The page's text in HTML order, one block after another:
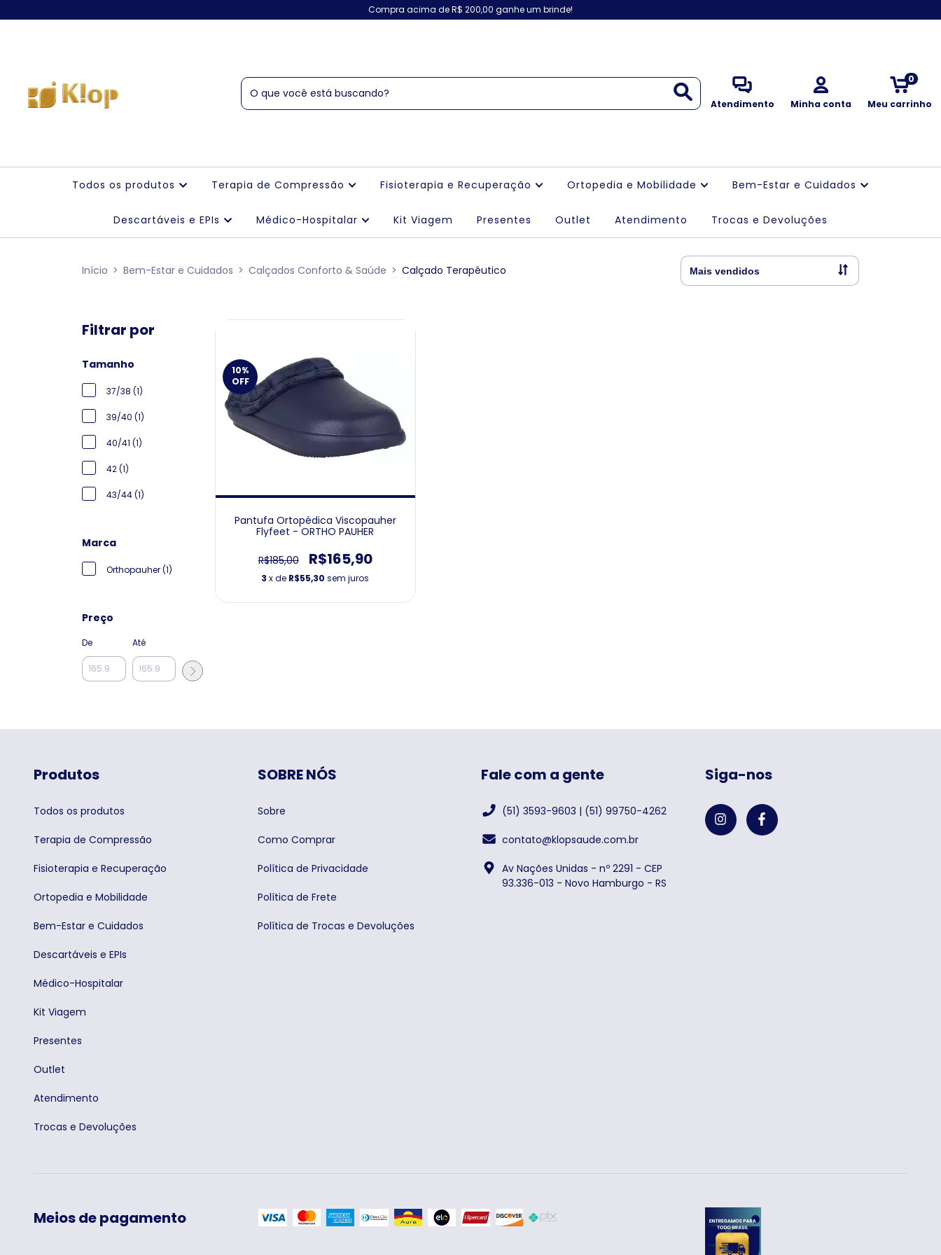
Compra acima de R$ 200,00 ganhe um brinde!
Atendimento Minha conta Meu carrinho
0
Todos os produtos Terapia de Compressão Fisioterapia e Recuperação Ortopedia e Mobilidade Bem-Estar e Cuidados
Descartáveis e EPIs Médico-Hospitalar Kit Viagem Presentes Outlet Atendimento Trocas e Devoluções
Início > Bem-Estar e Cuidados > Calçados Conforto & Saúde > Calçado Terapêutico
Filtrar por
Tamanho
37/38 (1)
39/40 (1)
40/41 (1)
42 (1)
43/44 (1)
Marca
Orthopauher (1)
Preço
De Até
10%
OFF
Pantufa Ortopédica Viscopauher
Flyfeet - ORTHO PAUHER
R$185,00 R$165,90
3 x de R$55,30 sem juros
Produtos
Todos os produtos
Terapia de Compressão
Fisioterapia e Recuperação
Ortopedia e Mobilidade
Bem-Estar e Cuidados
Descartáveis e EPIs
Médico-Hospitalar
Kit Viagem
Presentes
Outlet
Atendimento
Trocas e Devoluções
SOBRE NÓS
Sobre
Como Comprar
Política de Privacidade
Política de Frete
Política de Trocas e Devoluções
Fale com a gente
(51) 3593-9603 | (51) 99750-4262
contato@klopsaude.com.br
Av Nações Unidas - nº 2291 - CEP
93.336-013 - Novo Hamburgo - RS
Siga-nos
Meios de pagamento